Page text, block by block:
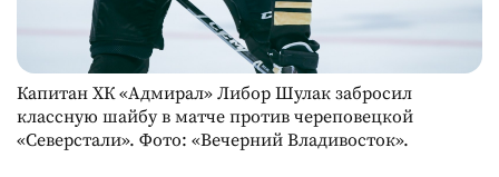
Капитан ХК «Адмирал» Либор Шулак забросил
классную шайбу в матче против череповецкой
«Северстали». Фото: «Вечерний Владивосток».